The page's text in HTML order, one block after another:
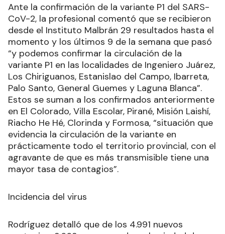
Ante la confirmación de la variante P1 del SARS-
CoV-2, la profesional comentó que se recibieron
desde el Instituto Malbrán 29 resultados hasta el
momento y los últimos 9 de la semana que pasó
“y podemos confirmar la circulación de la
variante P1 en las localidades de Ingeniero Juárez,
Los Chiriguanos, Estanislao del Campo, Ibarreta,
Palo Santo, General Guemes y Laguna Blanca”.
Estos se suman a los confirmados anteriormente
en El Colorado, Villa Escolar, Pirané, Misión Laishí,
Riacho He Hé, Clorinda y Formosa, “situación que
evidencia la circulación de la variante en
prácticamente todo el territorio provincial, con el
agravante de que es más transmisible tiene una
mayor tasa de contagios”.
Incidencia del virus
Rodríguez detalló que de los 4.991 nuevos